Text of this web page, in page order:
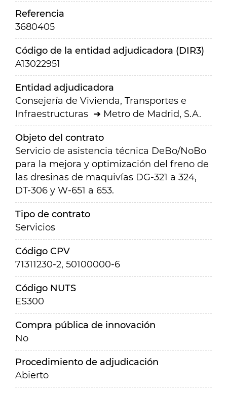
Referencia
3680405
Código de la entidad adjudicadora (DIR3)
A13022951
Entidad adjudicadora
Consejería de Vivienda, Transportes e
Infraestructuras
Metro de Madrid, S.A.
Objeto del contrato
Servicio de asistencia técnica DeBo/NoBo
para la mejora y optimización del freno de
las dresinas de maquivías DG-321 a 324,
DT-306 y W-651 a 653.
Tipo de contrato
Servicios
Código CPV
71311230-2, 50100000-6
Código NUTS
ES300
Compra pública de innovación
No
Procedimiento de adjudicación
Abierto